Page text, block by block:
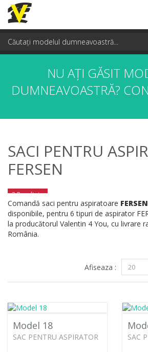
NU AȚI GĂSIT
DUMNEAVOASTRĂ?
SACI PENTRU
FERSEN
3 Rezultate
Comandă saci pentru aspiratoare FERSEN
disponibile, pentru 6 tipuri de aspirator
la producătorul Valentin 4 You, cu livrare
România.
Afiseaza : 20
Model 18
SAC PENTRU ASPIRATOR SAC